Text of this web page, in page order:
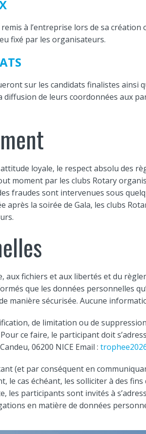
à l’entreprise lors de sa
fixé par les organisateurs.
sur les candidats finalistes ainsi
de leurs coordonnées aux
loyale, le respect absolu des
moment par les clubs Rotary
fraudes sont intervenues sous
la soirée de Gala, les clubs
aux fichiers et aux libertés et du
que les données personnelles
manière sécurisée. Aucune
de limitation ou de
ce faire, le participant doit
06200 NICE Email :
(et par conséquent en
cas échéant, les solliciter à des fins
participants sont invités à
en matière de données